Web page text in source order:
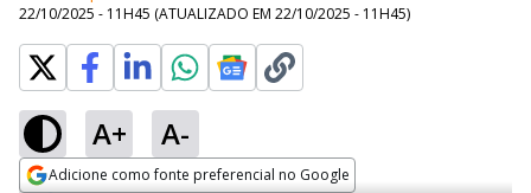
22/10/2025 - 11H45 (ATUALIZADO EM 22/10/2025 - 11H45)
A+ A-
Adicione como fonte preferencial no Google